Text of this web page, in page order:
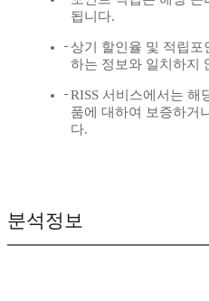
됩니다.
상기 할인율 및 적립
하는 정보와 일치하지
RISS 서비스에서는 해
품에 대하여 보증하거
다.
분석정보